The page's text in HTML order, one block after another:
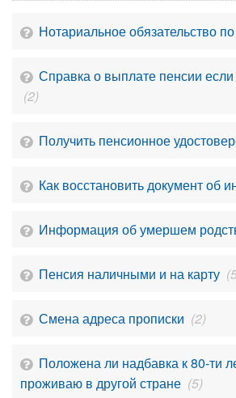
Нотариальное обязательство
Справка о выплате пенсии
(2)
Получить пенсионное
Как восстановить документ об
Информация об умершем
Пенсия наличными и на карту
Смена адреса прописки (2)
Положена ли надбавка к 80-ти
проживаю в другой стране (5)